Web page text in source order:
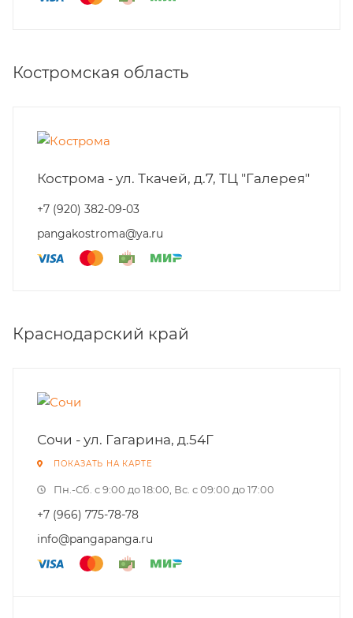
Костромская область
Кострома - ул. Ткачей, д.7, ТЦ "Галерея"
+7 (920) 382-09-03
pangakostroma@ya.ru
Краснодарский край
Сочи - ул. Гагарина, д.54Г
ПОКАЗАТЬ НА КАРТЕ
Пн.-Cб. с 9:00 до 18:00, Вс. с 09:00 до 17:00
+7 (966) 775-78-78
info@pangapanga.ru